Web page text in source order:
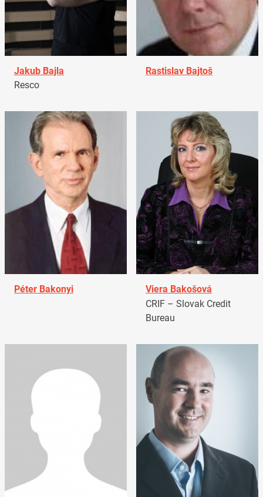
Jakub Bajla
Resco
Rastislav Bajtoš
Péter Bakonyi
Viera Bakošová
CRIF – Slovak Credit
Bureau